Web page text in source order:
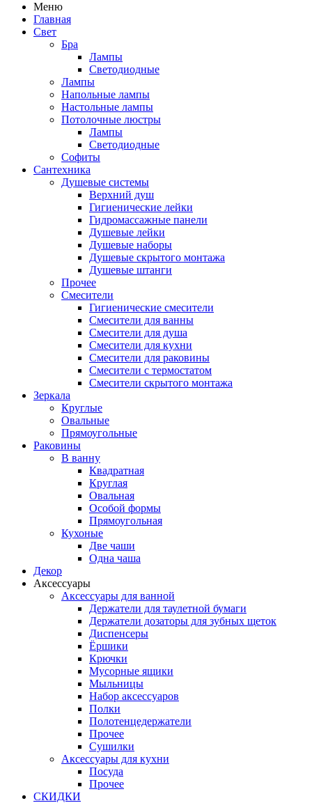
Меню
Главная
Свет
Бра
Лампы
Светодиодные
Лампы
Напольные лампы
Настольные лампы
Потолочные люстры
Лампы
Светодиодные
Софиты
Сантехника
Душевые системы
Верхний душ
Гигиенические лейки
Гидромассажные панели
Душевые лейки
Душевые наборы
Душевые скрытого монтажа
Душевые штанги
Прочее
Смесители
Гигиенические смесители
Смесители для ванны
Смесители для душа
Смесители для кухни
Смесители для раковины
Смесители с термостатом
Смесители скрытого монтажа
Зеркала
Круглые
Овальные
Прямоугольные
Раковины
В ванну
Квадратная
Круглая
Овальная
Особой формы
Прямоугольная
Кухоные
Две чаши
Одна чаша
Декор
Аксессуары
Аксессуары для ванной
Держатели для таулетной бумаги
Держатели дозаторы для зубных щеток
Диспенсеры
Ёршики
Крючки
Мусорные ящики
Мыльницы
Набор аксессуаров
Полки
Полотенцедержатели
Прочее
Сушилки
Аксессуары для кухни
Посуда
Прочее
СКИДКИ